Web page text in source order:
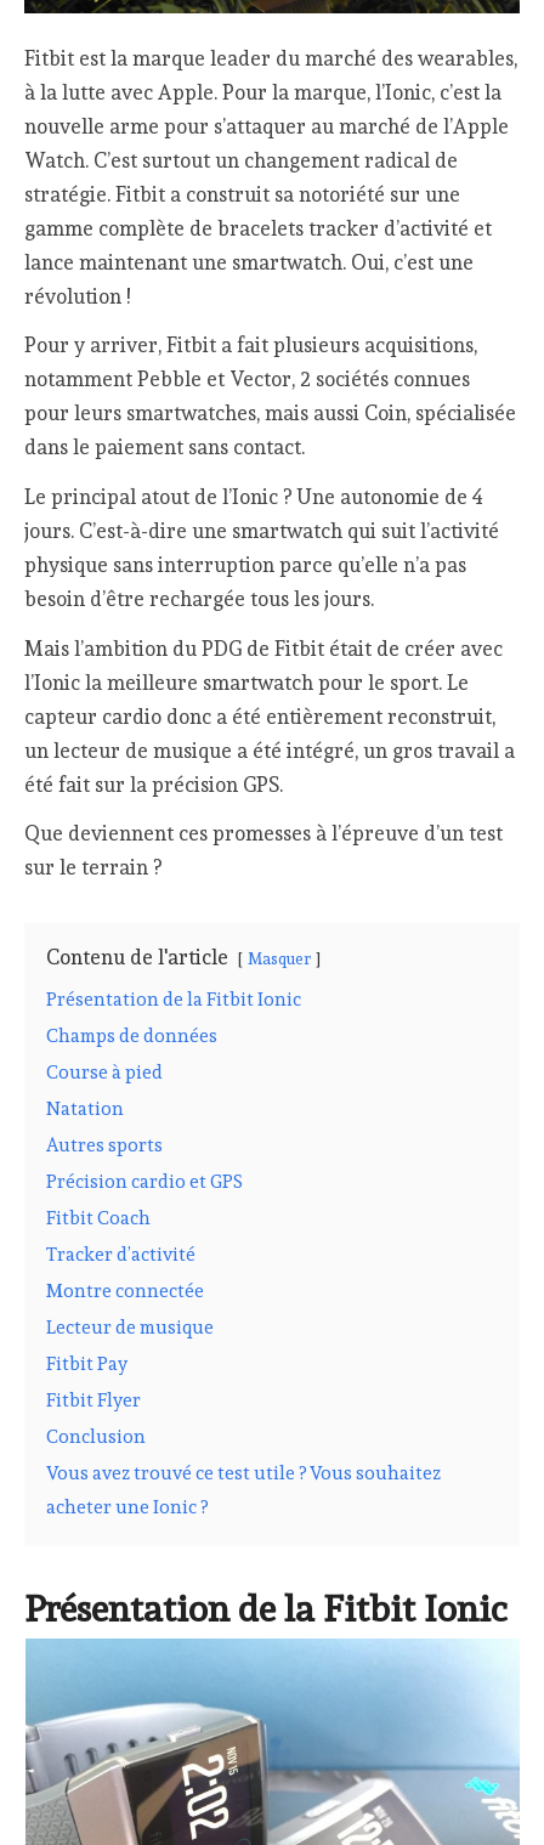
Fitbit est la marque leader du marché des wearables,
à la lutte avec Apple. Pour la marque, l’Ionic, c’est la
nouvelle arme pour s’attaquer au marché de l’Apple
Watch. C’est surtout un changement radical de
stratégie. Fitbit a construit sa notoriété sur une
gamme complète de bracelets tracker d’activité et
lance maintenant une smartwatch. Oui, c’est une
révolution !
Pour y arriver, Fitbit a fait plusieurs acquisitions,
notamment Pebble et Vector, 2 sociétés connues
pour leurs smartwatches, mais aussi Coin, spécialisée
dans le paiement sans contact.
Le principal atout de l’Ionic ? Une autonomie de 4
jours. C’est-à-dire une smartwatch qui suit l’activité
physique sans interruption parce qu’elle n’a pas
besoin d’être rechargée tous les jours.
Mais l’ambition du PDG de Fitbit était de créer avec
l’Ionic la meilleure smartwatch pour le sport. Le
capteur cardio donc a été entièrement reconstruit,
un lecteur de musique a été intégré, un gros travail a
été fait sur la précision GPS.
Que deviennent ces promesses à l’épreuve d’un test
sur le terrain ?
Contenu de l'article Masquer
Présentation de la Fitbit Ionic
Champs de données
Course à pied
Natation
Autres sports
Précision cardio et GPS
Fitbit Coach
Tracker d’activité
Montre connectée
Lecteur de musique
Fitbit Pay
Fitbit Flyer
Conclusion
Vous avez trouvé ce test utile ? Vous souhaitez
acheter une Ionic ?
Présentation de la Fitbit Ionic